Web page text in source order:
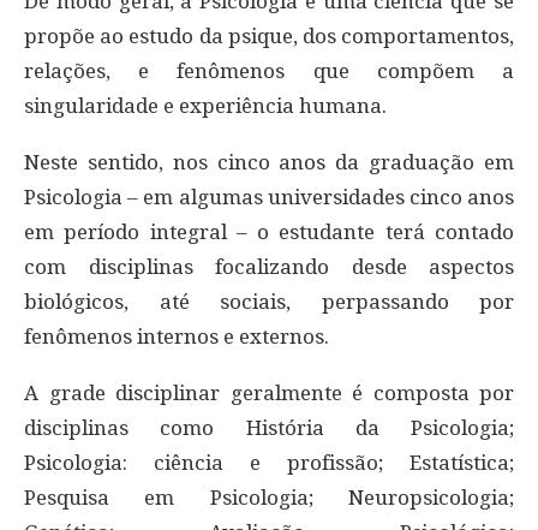
propõe ao estudo da psique, dos comportamentos,
relações, e fenômenos que compõem a
singularidade e experiência humana.
Neste sentido, nos cinco anos da graduação em
Psicologia – em algumas universidades cinco anos
em período integral – o estudante terá contado
com disciplinas focalizando desde aspectos
biológicos, até sociais, perpassando por
fenômenos internos e externos.
A grade disciplinar geralmente é composta por
disciplinas como História da Psicologia;
Psicologia: ciência e profissão; Estatística;
Pesquisa em Psicologia; Neuropsicologia;